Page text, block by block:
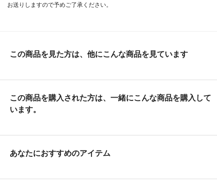
お送りしますので予めご了承ください。
この商品を見た方は、他にこんな商品を見ています
この商品を購入された方は、一緒にこんな商品を購入して
います。
あなたにおすすめのアイテム